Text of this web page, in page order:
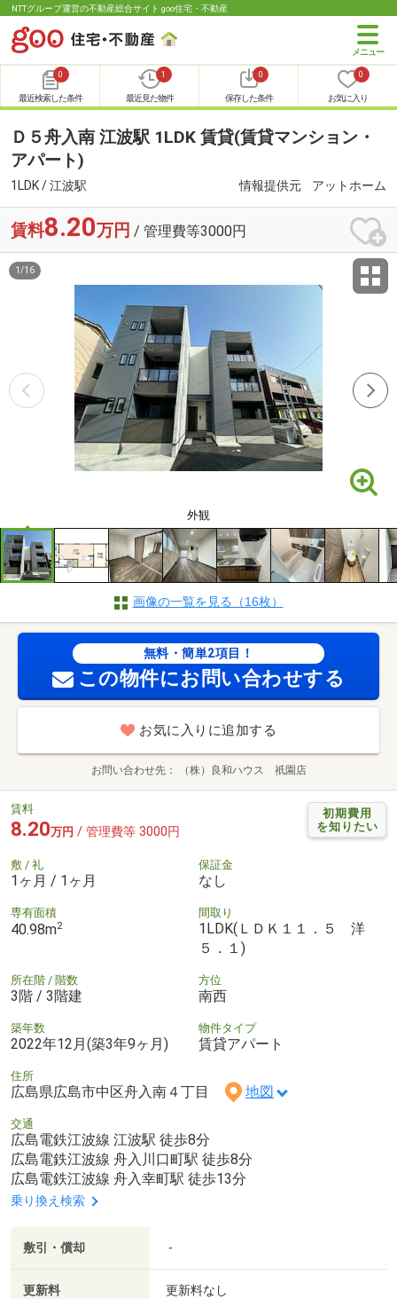
NTTグループ運営の不動産総合サイト goo住宅・不動産
0
最近検索した条件
1
最近見た物件
0
保存した条件
0
お気に入り
Ｄ５舟入南 江波駅 1LDK 賃貸(賃貸マンション・
アパート)
1LDK / 江波駅 情報提供元 アットホーム
賃料8.20万円 / 管理費等3000円
外観
1 /16
画像の一覧を見る（16枚）
無料・簡単2項目！
この物件にお問い合わせする
お気に入りに追加する
お問い合わせ先 （株）良和ハウス 祇園店
初期費用
を知りたい
賃料
8.20万円 / 管理費等 3000円
敷 / 礼
1ヶ月 / 1ヶ月
保証金
なし
専有面積
40.98m2
間取り
1LDK(ＬＤＫ１１．５ 洋
５．１)
所在階 / 階数
3階 / 3階建
方位
南西
築年数
2022年12月(築3年9ヶ月)
物件タイプ
賃貸アパート
住所
広島県広島市中区舟入南４丁目 地図
交通
広島電鉄江波線 江波駅 徒歩8分
広島電鉄江波線 舟入川口町駅 徒歩8分
広島電鉄江波線 舟入幸町駅 徒歩13分
乗り換え検索
敷引・償却 -
更新料 更新料なし